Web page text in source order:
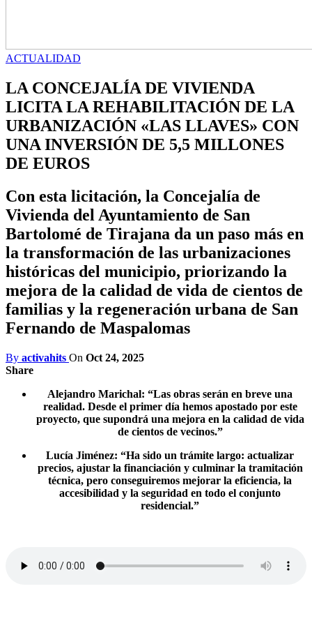
ACTUALIDAD
LA CONCEJALÍA DE VIVIENDA
LICITA LA REHABILITACIÓN DE LA
URBANIZACIÓN «LAS LLAVES» CON
UNA INVERSIÓN DE 5,5 MILLONES
DE EUROS
Con esta licitación, la Concejalía de
Vivienda del Ayuntamiento de San
Bartolomé de Tirajana da un paso más en
la transformación de las urbanizaciones
históricas del municipio, priorizando la
mejora de la calidad de vida de cientos de
familias y la regeneración urbana de San
Fernando de Maspalomas
By activahits On Oct 24, 2025
Share
Alejandro Marichal: “Las obras serán en breve una
realidad. Desde el primer día hemos apostado por este
proyecto, que supondrá una mejora en la calidad de vida
de cientos de vecinos.”
Lucía Jiménez: “Ha sido un trámite largo: actualizar
precios, ajustar la financiación y culminar la tramitación
técnica, pero conseguiremos mejorar la eficiencia, la
accesibilidad y la seguridad en todo el conjunto
residencial.”